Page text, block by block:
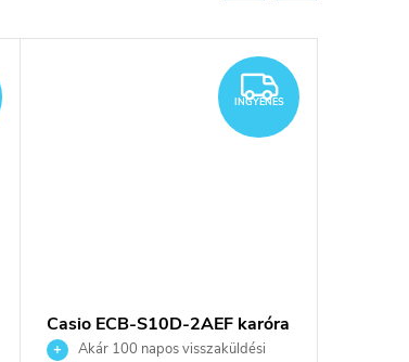
INGYENES
INGYENES
Casio ECB-S10D-2AEF karóra
Akár 100 napos visszaküldési